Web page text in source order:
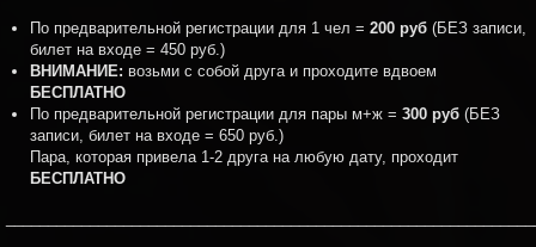
По предварительной регистрации для 1 чел = 200 руб (БЕЗ записи,
билет на входе = 450 руб.)
ВНИМАНИЕ: возьми с собой друга и проходите вдвоем
БЕСПЛАТНО
По предварительной регистрации для пары м+ж = 300 руб (БЕЗ
записи, билет на входе = 650 руб.)
Пара, которая привела 1-2 друга на любую дату, проходит
БЕСПЛАТНО